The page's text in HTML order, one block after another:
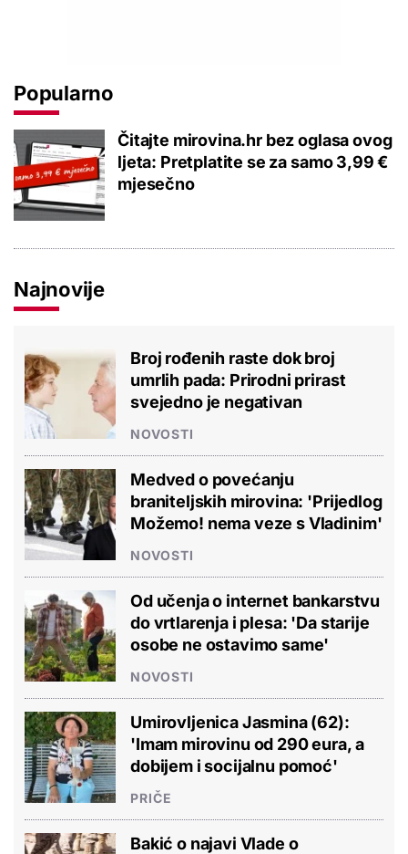
Popularno
Čitajte mirovina.hr bez oglasa ovog
ljeta: Pretplatite se za samo 3,99 €
mjesečno
Najnovije
Broj rođenih raste dok broj
umrlih pada: Prirodni prirast
svejedno je negativan
NOVOSTI
Medved o povećanju
braniteljskih mirovina: 'Prijedlog
Možemo! nema veze s Vladinim'
NOVOSTI
Od učenja o internet bankarstvu
do vrtlarenja i plesa: 'Da starije
osobe ne ostavimo same'
NOVOSTI
Umirovljenica Jasmina (62):
'Imam mirovinu od 290 eura, a
dobijem i socijalnu pomoć'
PRIČE
Bakić o najavi Vlade o